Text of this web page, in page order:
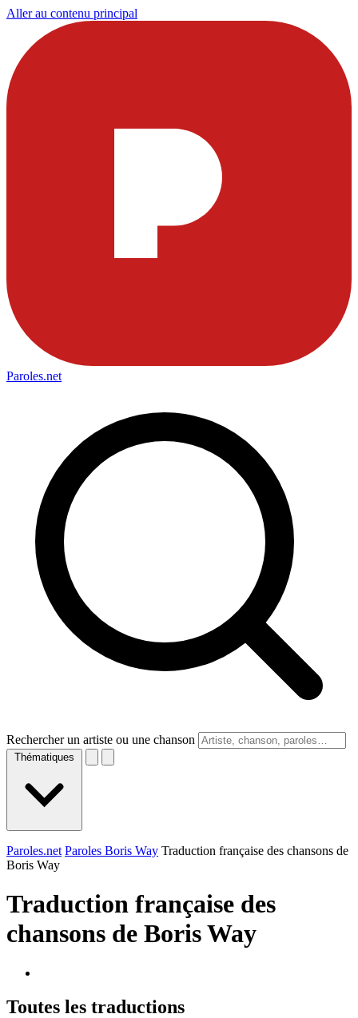
Aller au contenu principal
Paroles.net
Rechercher un artiste ou une chanson
Thématiques
Paroles.net Paroles Boris Way Traduction française des chansons de
Boris Way
Traduction française des
chansons de Boris Way
Toutes les traductions